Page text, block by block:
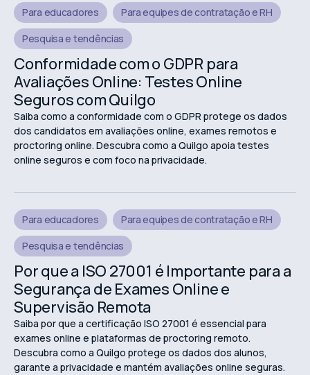
Para educadores
Para equipes de contratação e RH
Pesquisa e tendências
Conformidade com o GDPR para
Avaliações Online: Testes Online
Seguros com Quilgo
Saiba como a conformidade com o GDPR protege os dados
dos candidatos em avaliações online, exames remotos e
proctoring online. Descubra como a Quilgo apoia testes
online seguros e com foco na privacidade.
Para educadores
Para equipes de contratação e RH
Pesquisa e tendências
Por que a ISO 27001 é Importante para a
Segurança de Exames Online e
Supervisão Remota
Saiba por que a certificação ISO 27001 é essencial para
exames online e plataformas de proctoring remoto.
Descubra como a Quilgo protege os dados dos alunos,
garante a privacidade e mantém avaliações online seguras.